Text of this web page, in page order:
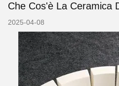
Che Cos'è La Ceramica
2025-04-08